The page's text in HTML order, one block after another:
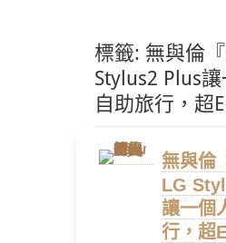
標籤: 無與倫
Stylus2 Plus
自助旅行，超
無與倫
LG
讓一個
行，超